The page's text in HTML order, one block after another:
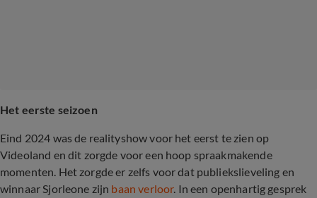
Het eerste seizoen
Eind 2024 was de realityshow voor het eerst te zien op
Videoland en dit zorgde voor een hoop spraakmakende
momenten. Het zorgde er zelfs voor dat publiekslieveling en
winnaar Sjorleone zijn baan verloor. In een openhartig gesprek